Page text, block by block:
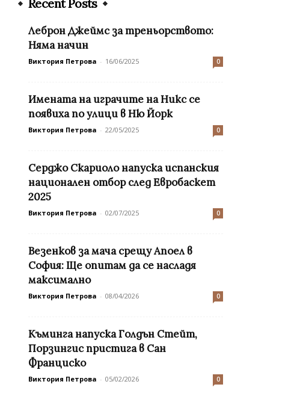
Recent Posts
Леброн Джеймс за треньорството:
Няма начин
Виктория Петрова - 16/06/2025 0
Имената на играчите на Никс се
появиха по улици в Ню Йорк
Виктория Петрова - 22/05/2025 0
Серджо Скариоло напуска испанския
национален отбор след Евробаскет
2025
Виктория Петрова - 02/07/2025 0
Везенков за мача срещу Апоел в
София: Ще опитам да се насладя
максимално
Виктория Петрова - 08/04/2026 0
Къминга напуска Голдън Стейт,
Порзингис пристига в Сан
Франциско
Виктория Петрова - 05/02/2026 0